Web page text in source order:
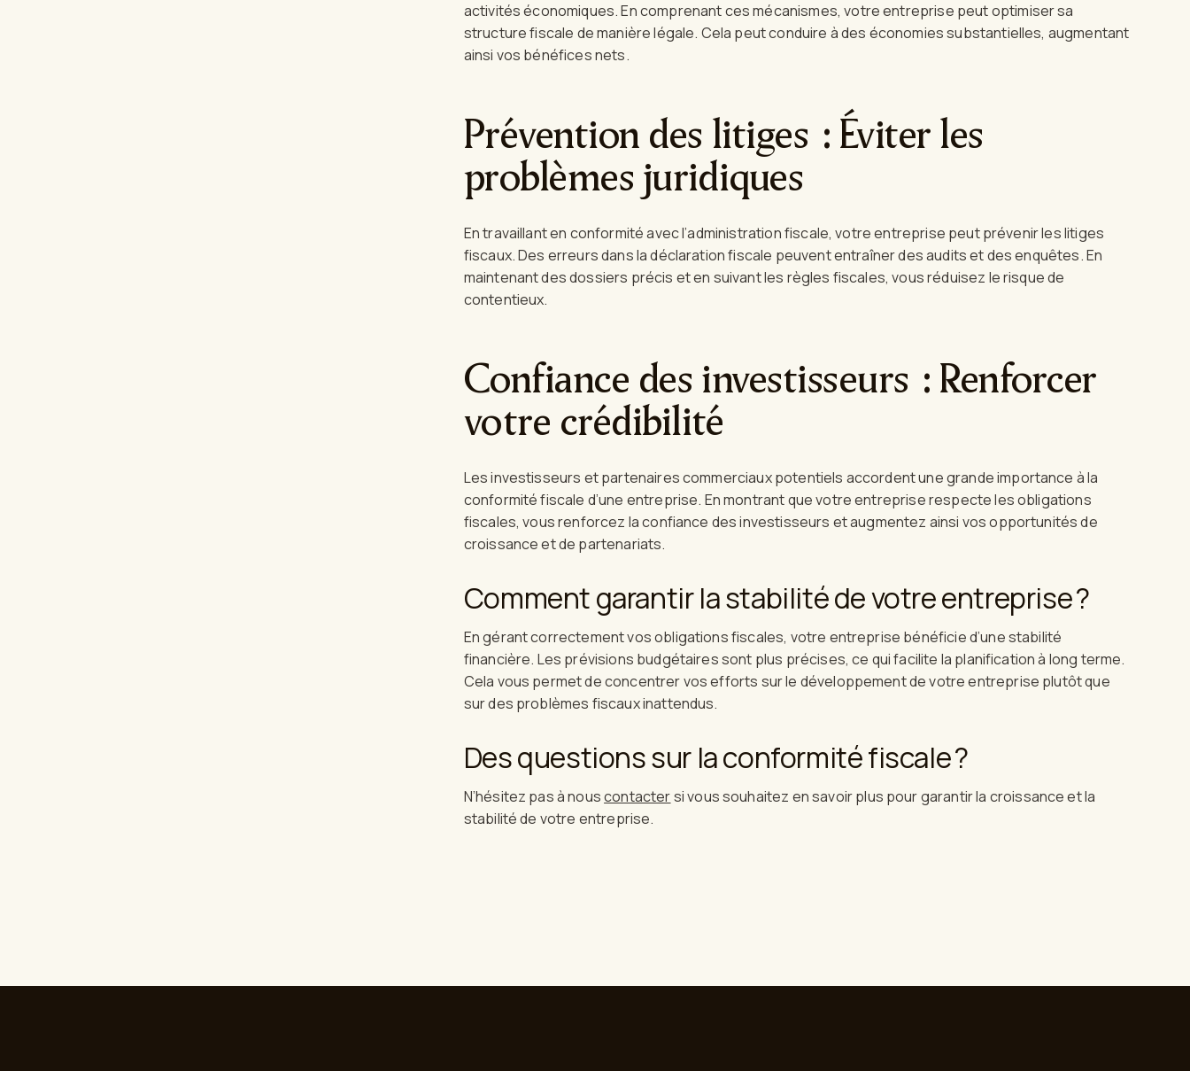
activités économiques. En comprenant ces mécanismes, votre entreprise peut optimiser sa
structure fiscale de manière légale. Cela peut conduire à des économies substantielles, augmentant
ainsi vos bénéfices nets.
Prévention des litiges : Éviter les
problèmes juridiques
En travaillant en conformité avec l’administration fiscale, votre entreprise peut prévenir les litiges
fiscaux. Des erreurs dans la déclaration fiscale peuvent entraîner des audits et des enquêtes. En
maintenant des dossiers précis et en suivant les règles fiscales, vous réduisez le risque de
contentieux.
Confiance des investisseurs : Renforcer
votre crédibilité
Les investisseurs et partenaires commerciaux potentiels accordent une grande importance à la
conformité fiscale d’une entreprise. En montrant que votre entreprise respecte les obligations
fiscales, vous renforcez la confiance des investisseurs et augmentez ainsi vos opportunités de
croissance et de partenariats.
Comment garantir la stabilité de votre entreprise ?
En gérant correctement vos obligations fiscales, votre entreprise bénéficie d’une stabilité
financière. Les prévisions budgétaires sont plus précises, ce qui facilite la planification à long terme.
Cela vous permet de concentrer vos efforts sur le développement de votre entreprise plutôt que
sur des problèmes fiscaux inattendus.
Des questions sur la conformité fiscale ?
N’hésitez pas à nouscontactersi vous souhaitez en savoir plus pour garantir la croissance et la
stabilité de votre entreprise.